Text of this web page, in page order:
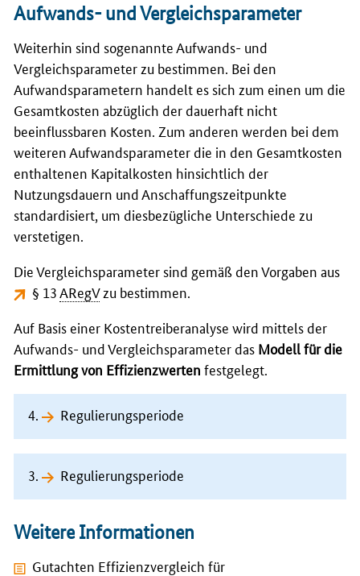
Aufwands- und Vergleichsparameter
Weiterhin sind sogenannte Aufwands- und
Vergleichsparameter zu bestimmen. Bei den
Aufwandsparametern handelt es sich zum einen um die
Gesamtkosten abzüglich der dauerhaft nicht
beeinflussbaren Kosten. Zum anderen werden bei dem
weiteren Aufwandsparameter die in den Gesamtkosten
enthaltenen Kapitalkosten hinsichtlich der
Nutzungsdauern und Anschaffungszeitpunkte
standardisiert, um diesbezügliche Unterschiede zu
verstetigen.
Die Vergleichsparameter sind gemäß den Vorgaben aus
§ 13 ARegVzu bestimmen.
Auf Basis einer Kostentreiberanalyse wird mittels der
Aufwands- und Vergleichsparameter das Modell für die
Ermittlung von Effizienzwerten festgelegt.
4. Regulierungsperiode
3. Regulierungsperiode
Weitere Informationen
Gutachten Effizienzvergleich für